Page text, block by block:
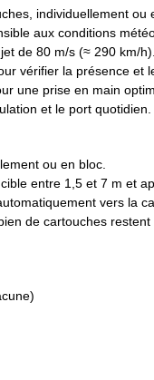
individuellement ou
aux conditions
de 80 m/s (≈ 290 km/h).
vérifier la présence et
une prise en main
et le port quotidien.
ou en bloc.
entre 1,5 et 7 m et
vers la
de cartouches restent